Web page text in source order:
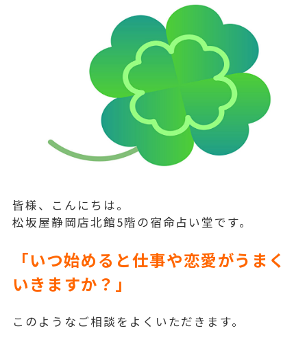
皆様、こんにちは。
松坂屋静岡店北館5階の宿命占い堂です。
「いつ始めると仕事や恋愛がうまく
いきますか？」
このようなご相談をよくいただきます。